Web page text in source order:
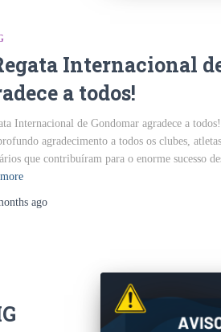
Internacional
a todos!
Internacional de Gondomar agradece a
agradecimento a todos os clubes,
que contribuíram para o enorme sucesso
ago